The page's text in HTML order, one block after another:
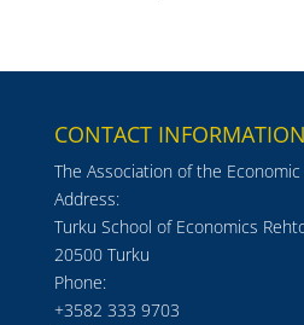
CONTACT INFORMATION
The Association of the
Address:
Turku School of Economics
20500 Turku
Phone:
+3582 333 9703